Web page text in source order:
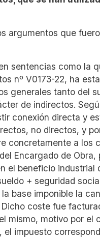
argumentos que
sentencias como la
nº V0173-22, ha
generales tanto del
de indirectos.
conexión directa y
no directos, y
concretamente a los
Encargado de
el beneficio industrial
+ seguridad
base imponible la
Dicho coste fue
mismo, motivo por
impuesto